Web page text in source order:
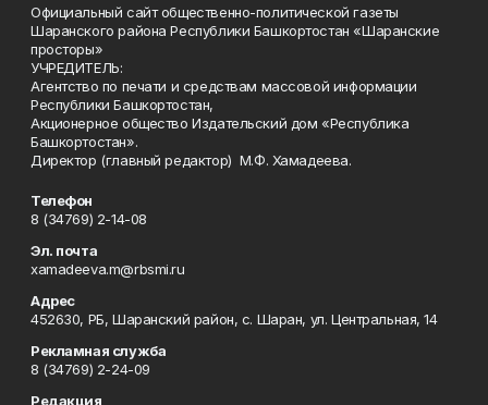
Официальный сайт общественно-политической газеты
Шаранского района Республики Башкортостан «Шаранские
просторы»
УЧРЕДИТЕЛЬ:
Агентство по печати и средствам массовой информации
Республики Башкортостан,
Акционерное общество Издательский дом «Республика
Башкортостан».
Директор (главный редактор) М.Ф. Хамадеева.
Телефон
8 (34769) 2-14-08
Эл. почта
xamadeeva.m@rbsmi.ru
Адрес
452630, РБ, Шаранский район, с. Шаран, ул. Центральная, 14
Рекламная служба
8 (34769) 2-24-09
Редакция